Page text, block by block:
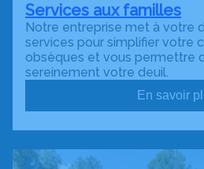
Services aux familles
Notre entreprise met à votre
services pour simplifier votre
obsèques et vous permettre
sereinement votre deuil.
En savoir